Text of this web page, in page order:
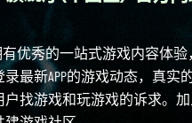
有优秀的一站式游戏内容体
录最新APP的游戏动态，真
户找游戏和玩游戏的诉求。